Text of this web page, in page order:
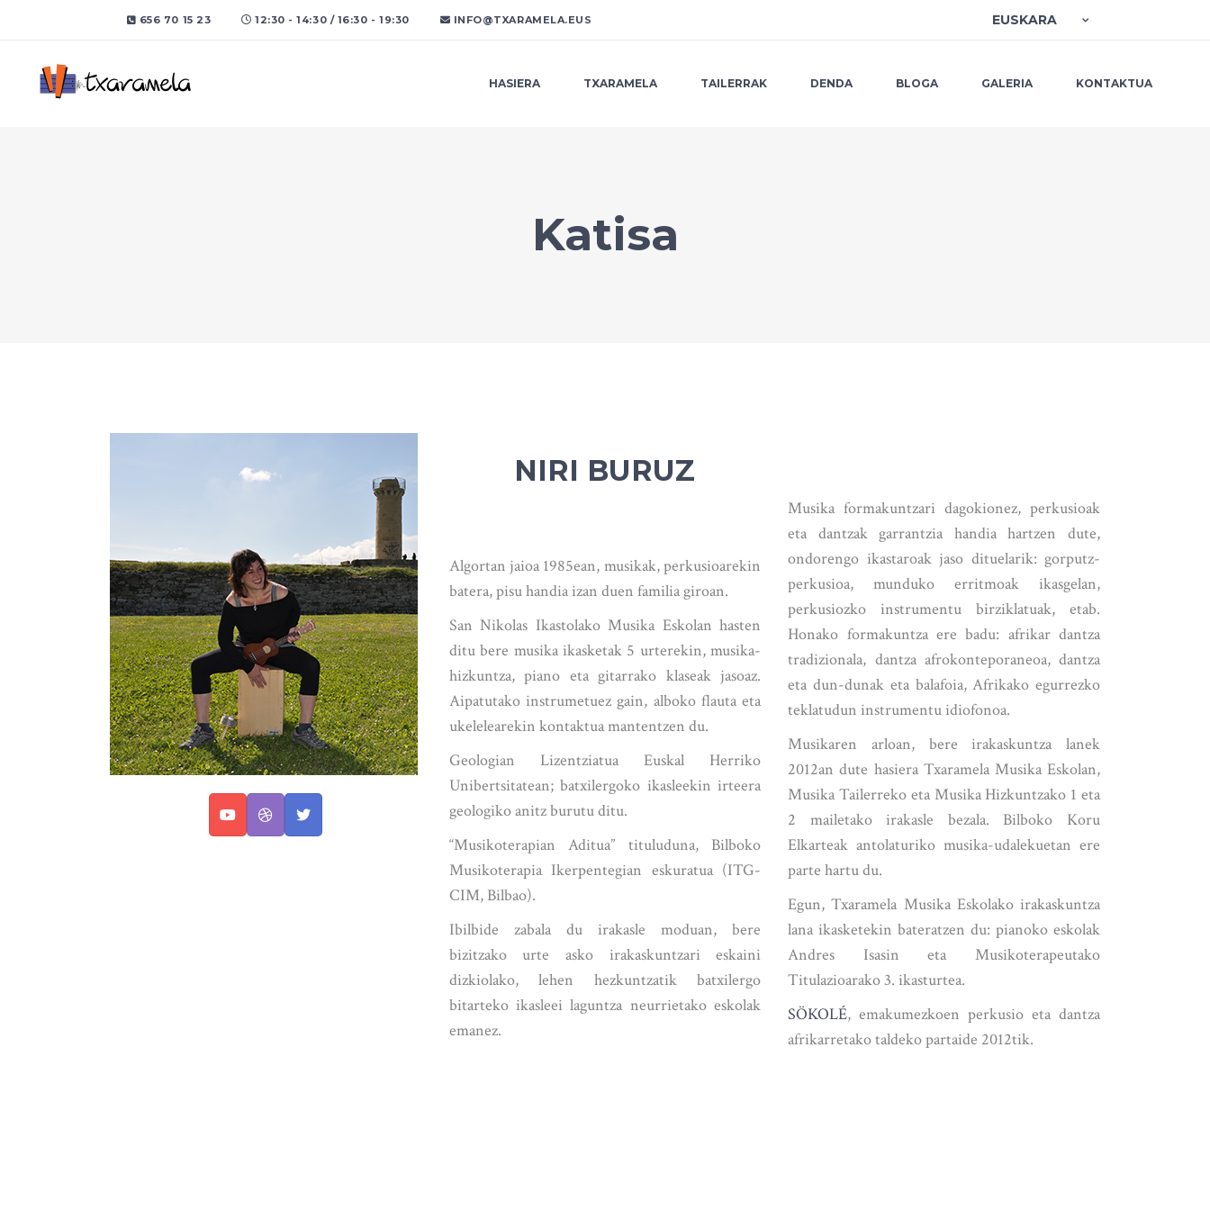
656 70 15 23 12:30 - 14:30 / 16:30 - 19:30 INFO@TXARAMELA.EUS EUSKARA
HASIERA TXARAMELA TAILERRAK DENDA BLOGA GALERIA KONTAKTUA
Katisa
NIRI BURUZ
Algortan jaioa 1985ean, musikak, perkusioarekin
batera, pisu handia izan duen familia giroan.
San Nikolas Ikastolako Musika Eskolan hasten
ditu bere musika ikasketak 5 urterekin, musika-
hizkuntza, piano eta gitarrako klaseak jasoaz.
Aipatutako instrumetuez gain, alboko flauta eta
ukelelearekin kontaktua mantentzen du.
Geologian Lizentziatua Euskal Herriko
Unibertsitatean; batxilergoko ikasleekin irteera
geologiko anitz burutu ditu.
“Musikoterapian Aditua” tituluduna, Bilboko
Musikoterapia Ikerpentegian eskuratua (ITG-
CIM, Bilbao).
Ibilbide zabala du irakasle moduan, bere
bizitzako urte asko irakaskuntzari eskaini
dizkiolako, lehen hezkuntzatik batxilergo
bitarteko ikasleei laguntza neurrietako eskolak
emanez.
Musika formakuntzari dagokionez, perkusioak
eta dantzak garrantzia handia hartzen dute,
ondorengo ikastaroak jaso dituelarik: gorputz-
perkusioa, munduko erritmoak ikasgelan,
perkusiozko instrumentu birziklatuak, etab.
Honako formakuntza ere badu: afrikar dantza
tradizionala, dantza afrokonteporaneoa, dantza
eta dun-dunak eta balafoia, Afrikako egurrezko
teklatudun instrumentu idiofonoa.
Musikaren arloan, bere irakaskuntza lanek
2012an dute hasiera Txaramela Musika Eskolan,
Musika Tailerreko eta Musika Hizkuntzako 1 eta
2 mailetako irakasle bezala. Bilboko Koru
Elkarteak antolaturiko musika-udalekuetan ere
parte hartu du.
Egun, Txaramela Musika Eskolako irakaskuntza
lana ikasketekin bateratzen du: pianoko eskolak
Andres Isasin eta Musikoterapeutako
Titulazioarako 3. ikasturtea.
SÖKOLÉ, emakumezkoen perkusio eta dantza
afrikarretako taldeko partaide 2012tik.